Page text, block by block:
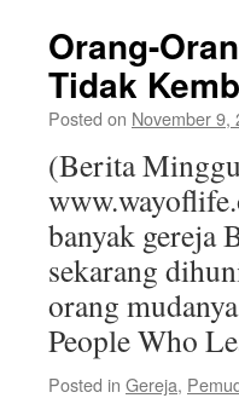
Orang-
Tidak
Posted on November 9,
(Berita
banyak gereja
sekarang
orang
People Who
Posted in Gereja,